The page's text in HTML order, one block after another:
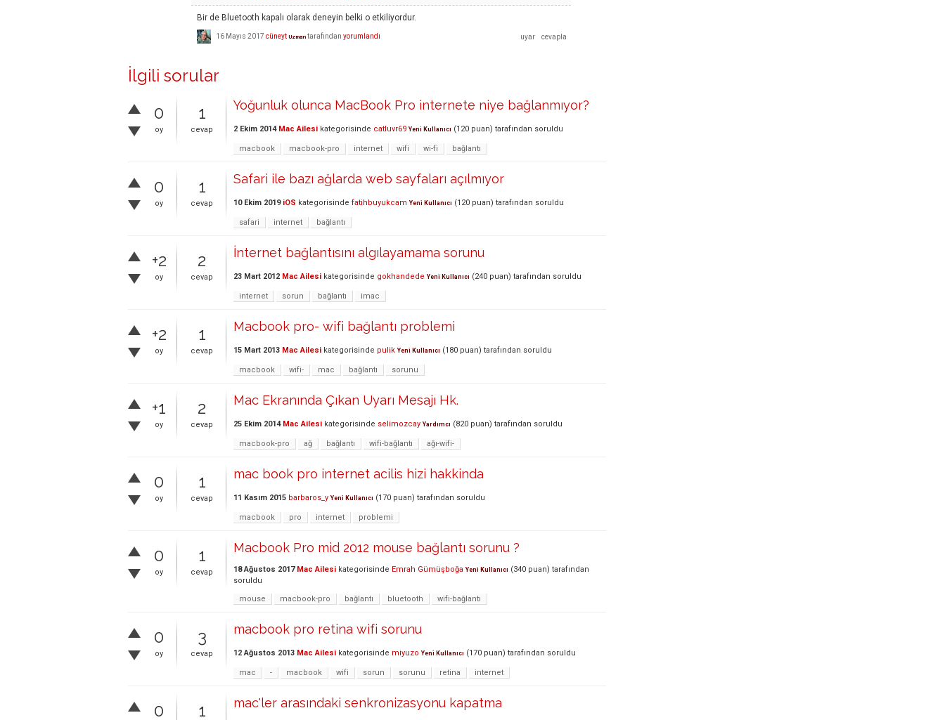
Bir de Bluetooth kapalı olarak deneyin belki o etkiliyordur.
16 Mayıs 2017 cüneyt Uzman tarafından yorumlandı
İlgili sorular
0
oy
1
cevap
Yoğunluk olunca MacBook Pro internete niye bağlanmıyor?
2 Ekim 2014 Mac Ailesi kategorisinde catluvr69 Yeni Kullanıcı (120 puan) tarafından soruldu
macbook macbook-pro internet wifi wi-fi bağlantı
0
oy
1
cevap
Safari ile bazı ağlarda web sayfaları açılmıyor
10 Ekim 2019 iOS kategorisinde fatihbuyukcam Yeni Kullanıcı (120 puan) tarafından soruldu
safari internet bağlantı
+2
oy
2
cevap
İnternet bağlantısını algılayamama sorunu
23 Mart 2012 Mac Ailesi kategorisinde gokhandede Yeni Kullanıcı (240 puan) tarafından soruldu
internet sorun bağlantı imac
+2
oy
1
cevap
Macbook pro- wifi bağlantı problemi
15 Mart 2013 Mac Ailesi kategorisinde pulik Yeni Kullanıcı (180 puan) tarafından soruldu
macbook wifi- mac bağlantı sorunu
+1
oy
2
cevap
Mac Ekranında Çıkan Uyarı Mesajı Hk.
25 Ekim 2014 Mac Ailesi kategorisinde selimozcay Yardımcı (820 puan) tarafından soruldu
macbook-pro ağ bağlantı wifi-bağlantı ağı-wifi-
0
oy
1
cevap
mac book pro internet acilis hizi hakkinda
11 Kasım 2015 barbaros_y Yeni Kullanıcı (170 puan) tarafından soruldu
macbook pro internet problemi
0
oy
1
cevap
Macbook Pro mid 2012 mouse bağlantı sorunu ?
18 Ağustos 2017 Mac Ailesi kategorisinde Emrah Gümüşboğa Yeni Kullanıcı (340 puan) tarafından
soruldu
mouse
macbook-pro bağlantı bluetooth wifi-bağlantı
0
oy
3
cevap
macbook pro retina wifi sorunu
12 Ağustos 2013 Mac Ailesi kategorisinde miyuzo Yeni Kullanıcı (170 puan) tarafından soruldu
mac - macbook wifi sorun sorunu retina internet
0 1 mac'ler arasındaki senkronizasyonu kapatma